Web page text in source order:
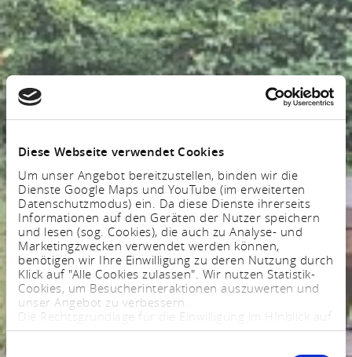
Diese Webseite verwendet Cookies
Um unser Angebot bereitzustellen, binden wir die
Dienste Google Maps und YouTube (im erweiterten
Datenschutzmodus) ein. Da diese Dienste ihrerseits
Informationen auf den Geräten der Nutzer speichern
und lesen (sog. Cookies), die auch zu Analyse- und
Marketingzwecken verwendet werden können,
benötigen wir Ihre Einwilligung zu deren Nutzung durch
Klick auf "Alle Cookies zulassen". Wir nutzen Statistik-
Cookies, um Besucherinteraktionen auszuwerten und
unser Angebot zu verbessern.
Die Rechtsgrundlage für die Einwilligung im HInblick auf
die Speicherung und das Auslesen von Informationen
Einwilligungsauswahl